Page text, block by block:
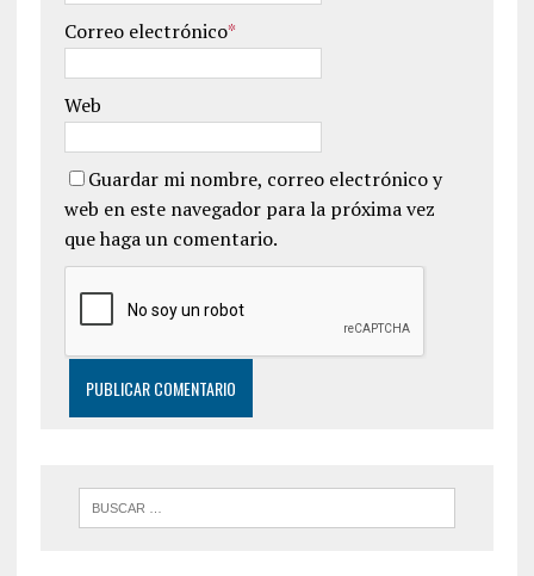
Correo electrónico*
Web
Guardar mi nombre, correo electrónico y
web en este navegador para la próxima vez
que haga un comentario.